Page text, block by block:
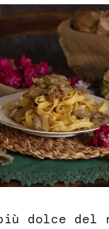
dolce del